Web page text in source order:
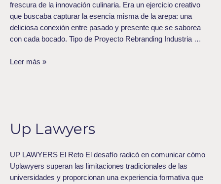
frescura de la innovación culinaria. Era un ejercicio creativo
que buscaba capturar la esencia misma de la arepa: una
deliciosa conexión entre pasado y presente que se saborea
con cada bocado. Tipo de Proyecto Rebranding Industria …
Leer más »
Up Lawyers
UP LAWYERS El Reto El desafío radicó en comunicar cómo
Uplawyers superan las limitaciones tradicionales de las
universidades y proporcionan una experiencia formativa que